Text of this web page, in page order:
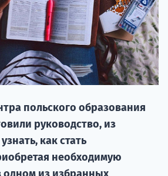
польского образования
руководство, из
как стать
необходимую
НАБОР